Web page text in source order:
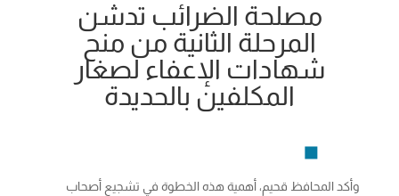
مصلحة الضرائب تدشن
المرحلة الثانية من منح
شهادات الإعفاء لصغار
المكلفين بالحديدة
وأكد المحافظ قحيم، أهمية هذه الخطوة في تشجيع أصحاب